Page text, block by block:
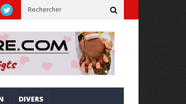
et alignée sur la vision Simandou 2040
DIVERS